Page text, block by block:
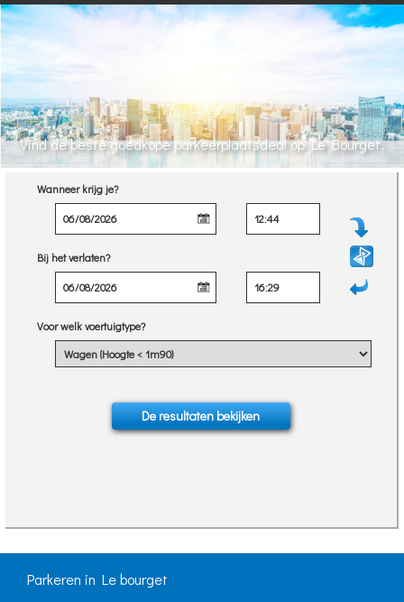
Vind de beste goedkope parkeerplaatsdeal op Le Bourget.
Wanneer krijg je?
Bij het verlaten?
Voor welk voertuigtype?
Parkeren in Le bourget